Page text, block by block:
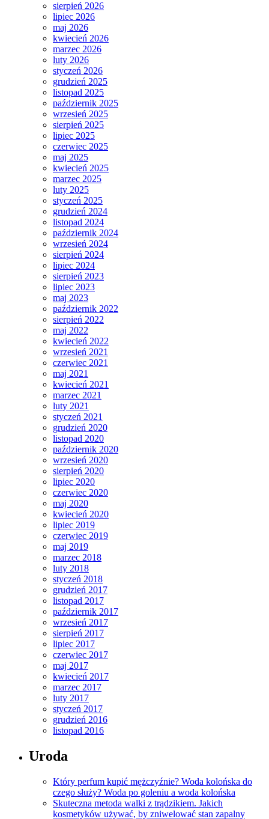
sierpień 2026
lipiec 2026
maj 2026
kwiecień 2026
marzec 2026
luty 2026
styczeń 2026
grudzień 2025
listopad 2025
październik 2025
wrzesień 2025
sierpień 2025
lipiec 2025
czerwiec 2025
maj 2025
kwiecień 2025
marzec 2025
luty 2025
styczeń 2025
grudzień 2024
listopad 2024
październik 2024
wrzesień 2024
sierpień 2024
lipiec 2024
sierpień 2023
lipiec 2023
maj 2023
październik 2022
sierpień 2022
maj 2022
kwiecień 2022
wrzesień 2021
czerwiec 2021
maj 2021
kwiecień 2021
marzec 2021
luty 2021
styczeń 2021
grudzień 2020
listopad 2020
październik 2020
wrzesień 2020
sierpień 2020
lipiec 2020
czerwiec 2020
maj 2020
kwiecień 2020
lipiec 2019
czerwiec 2019
maj 2019
marzec 2018
luty 2018
styczeń 2018
grudzień 2017
listopad 2017
październik 2017
wrzesień 2017
sierpień 2017
lipiec 2017
czerwiec 2017
maj 2017
kwiecień 2017
marzec 2017
luty 2017
styczeń 2017
grudzień 2016
listopad 2016
Uroda
Który perfum kupić mężczyźnie? Woda kolońska do
czego służy? Woda po goleniu a woda kolońska
Skuteczna metoda walki z trądzikiem. Jakich
kosmetyków używać, by zniwelować stan zapalny